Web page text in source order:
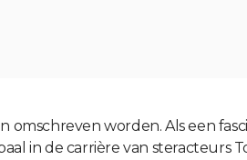
worden. Als een
in de carrière van steracteurs